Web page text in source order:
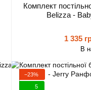
Комплект
Belizza -
1 335
В
−23%
5